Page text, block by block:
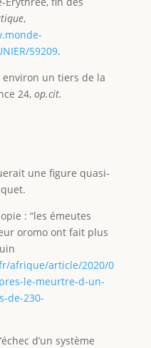
,
59209.
un tiers de la
24, op.cit.
une figure quasi-
: “les émeutes
oromo ont fait plus
afrique/article/2020/0
le-meurtre-d-un-
de-230-
d’un système